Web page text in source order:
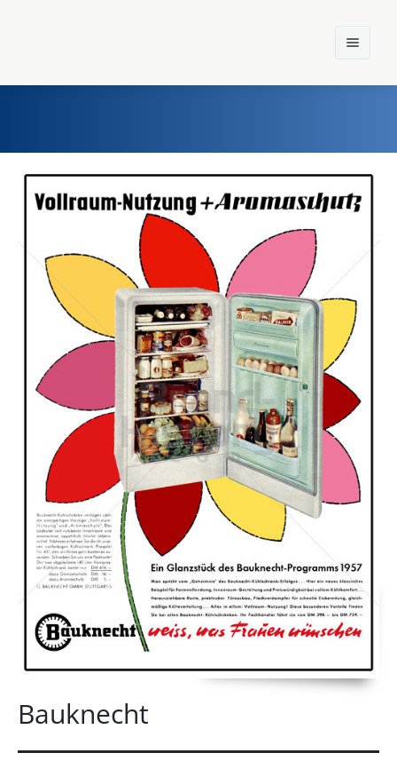
Home
Einst und Heute
Marken
Konzerne
Bauknecht